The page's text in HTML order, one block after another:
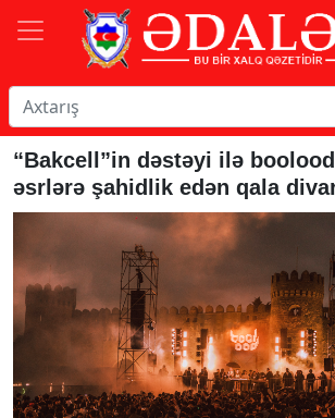
“Bakcell”in dəstəyi ilə
əsrlərə şahidlik edən qala